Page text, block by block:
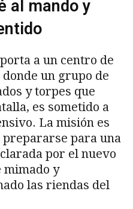
al mando y
a un centro de
un grupo de
y torpes que
es sometido a
La misión es
para una
por el nuevo
mimado y
las riendas del